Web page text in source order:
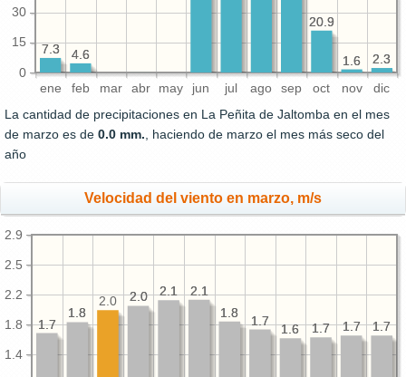
ene feb mar abr may jun jul ago sep oct nov dic
0
15
30
2.3
1.6
20.9
4.6
7.3
2.3
1.6
20.9
4.6
7.3
La cantidad de precipitaciones en La Peñita de Jaltomba en el mes
de marzo es de 0.0 mm. , haciendo de marzo el mes más seco del
año
Velocidad del viento en marzo, m/s
1.4
1.8
2.2
2.5
2.9
1.7
1.7
1.7
1.6
1.7
1.8
2.1
2.1
2.0
1.8
1.7
1.7
1.7
1.7
1.6
1.7
1.8
2.1
2.1
2.0
2.0
1.8
1.7